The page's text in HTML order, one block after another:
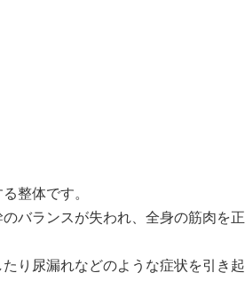
整体です。
バランスが失われ、全身の筋肉を
り尿漏れなどのような症状を引き